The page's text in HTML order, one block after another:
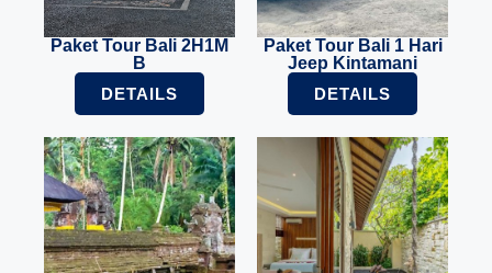
Paket Tour Bali 2H1M
B
DETAILS
Paket Tour Bali 1 Hari
Jeep Kintamani
DETAILS